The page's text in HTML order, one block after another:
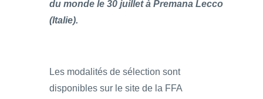
du monde le 30 juillet à Premana Lecco
(Italie).
Les modalités de sélection sont
disponibles sur le site de la FFA